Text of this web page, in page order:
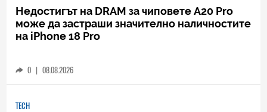
Недостигът на DRAM за чиповете A20 Pro
може да застраши значително наличностите
на iPhone 18 Pro
0 | 08.08.2026
TECH